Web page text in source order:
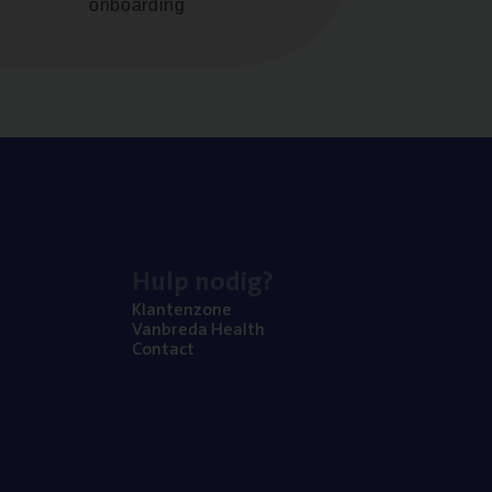
onboarding
Klan­ten­zo­ne
Van­b­re­da Health
Con­tact